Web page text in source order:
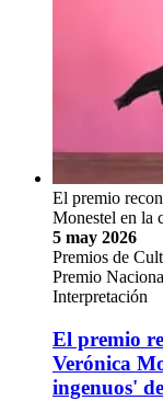
El premio
Monestel en la
5 may 2026
Premios de
Premio
Interpretación
El premio
Verónica
ingenuos'